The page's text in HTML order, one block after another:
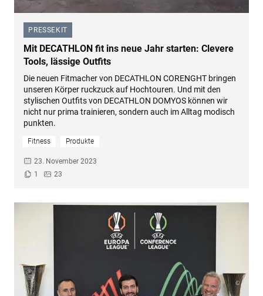
PRESSEKIT
–
Mit DECATHLON fit ins neue Jahr starten: Clevere
Tools, lässige Outfits
Die neuen Fitmacher von DECATHLON CORENGHT bringen
unseren Körper ruckzuck auf Hochtouren. Und mit den
stylischen Outfits von DECATHLON DOMYOS können wir
nicht nur prima trainieren, sondern auch im Alltag modisch
punkten.
Fitness Produkte
23. November 2023
1
23